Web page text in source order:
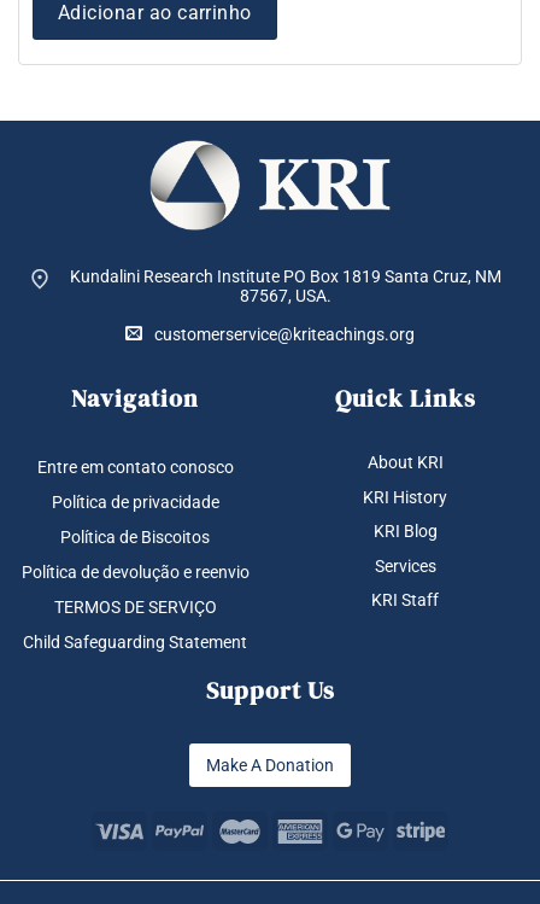
Adicionar ao carrinho
Kundalini Research Institute PO Box 1819 Santa Cruz, NM
87567, USA.
customerservice@kriteachings.org
Navigation
Entre em contato conosco
Política de privacidade
Política de Biscoitos
Política de devolução e reenvio
TERMOS DE SERVIÇO
Child Safeguarding Statement
Quick Links
About KRI
KRI History
KRI Blog
Services
KRI Staff
Support Us
Make A Donation